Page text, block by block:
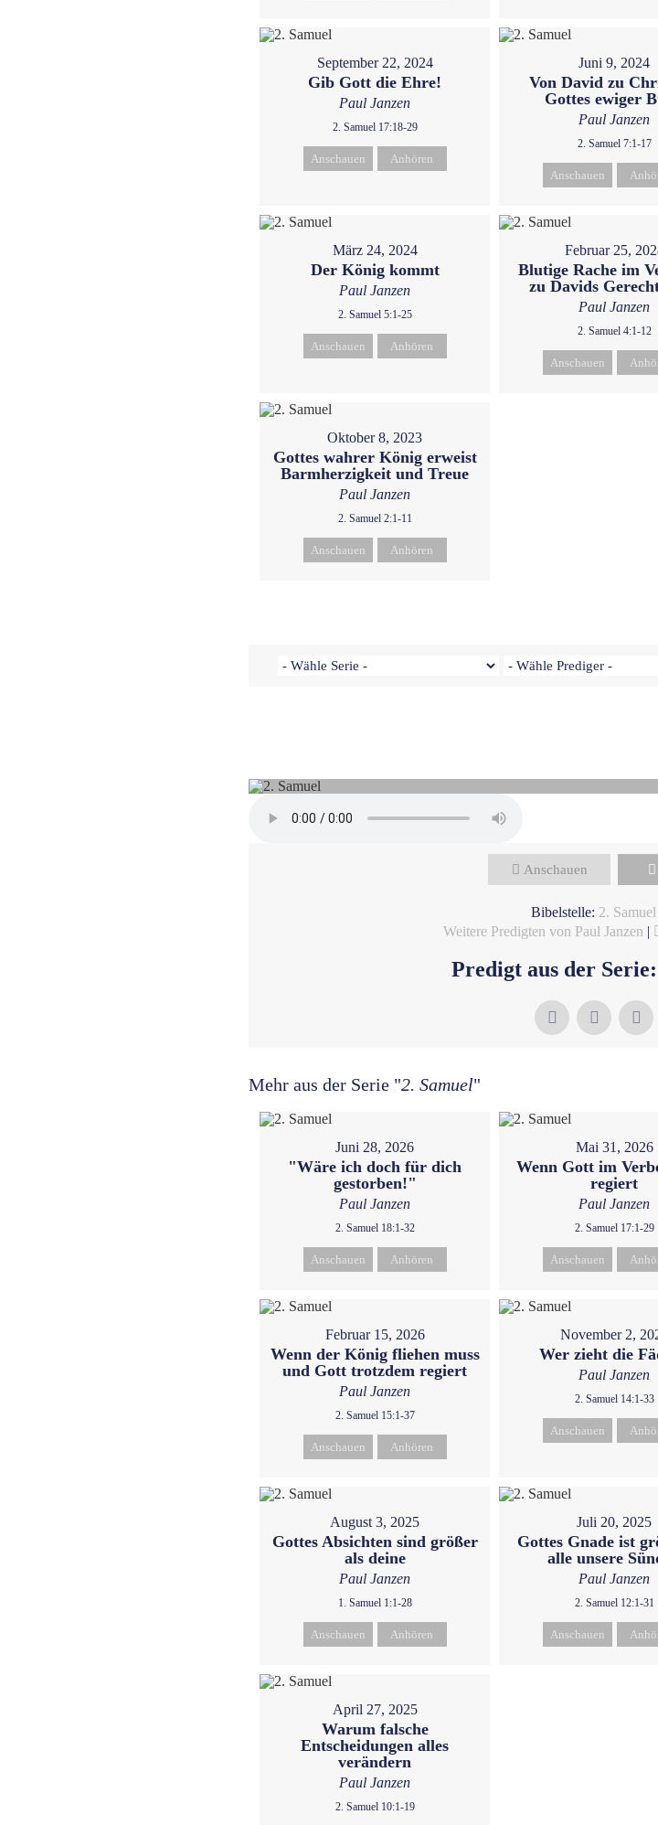
September 22, 2024
Gib Gott die Ehre!
Paul Janzen
2. Samuel 17:18-29
Anschauen Anhören
Juni 9, 2024
Von David zu
Gottes ewiger
Paul Janzen
2. Samuel 7:1-17
Anschauen
März 24, 2024
Der König kommt
Paul Janzen
2. Samuel 5:1-25
Anschauen Anhören
Februar 25,
Blutige Rache im
zu Davids
Paul Janzen
2. Samuel 4:1-12
Anschauen
Oktober 8, 2023
Gottes wahrer König erweist
Barmherzigkeit und Treue
Paul Janzen
2. Samuel 2:1-11
Anschauen Anhören
Anschauen
Bibelstelle: 2.
Weitere Predigten von Paul Janzen |
Predigt aus der
Mehr aus der Serie "2. Samuel"
Juni 28, 2026
"Wäre ich doch für dich
gestorben!"
Paul Janzen
2. Samuel 18:1-32
Anschauen Anhören
Mai 31, 2026
Wenn Gott im
regiert
Paul Janzen
2. Samuel 17:1-29
Anschauen
Februar 15, 2026
Wenn der König fliehen muss
und Gott trotzdem regiert
Paul Janzen
2. Samuel 15:1-37
Anschauen Anhören
November 2,
Wer zieht die
Paul Janzen
2. Samuel 14:1-33
Anschauen
August 3, 2025
Gottes Absichten sind größer
als deine
Paul Janzen
1. Samuel 1:1-28
Anschauen Anhören
Juli 20, 2025
Gottes Gnade ist
alle unsere
Paul Janzen
2. Samuel 12:1-31
Anschauen
April 27, 2025
Warum falsche
Entscheidungen alles
verändern
Paul Janzen
2. Samuel 10:1-19